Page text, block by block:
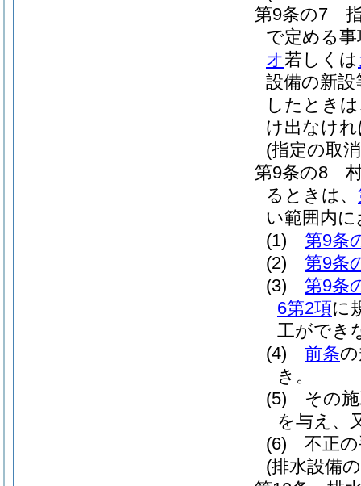
第9条の7
で定める
オ若しくは
設備の新
したとき
け出なけ
(指定の取
第9条の8
るときは、
い範囲内
(1)
第9条
(2)
第9条
(3)
第9条
6第2項に
工ができ
(4)
前条
き。
(5)
その
を与え、
(6)
不正
(排水設備